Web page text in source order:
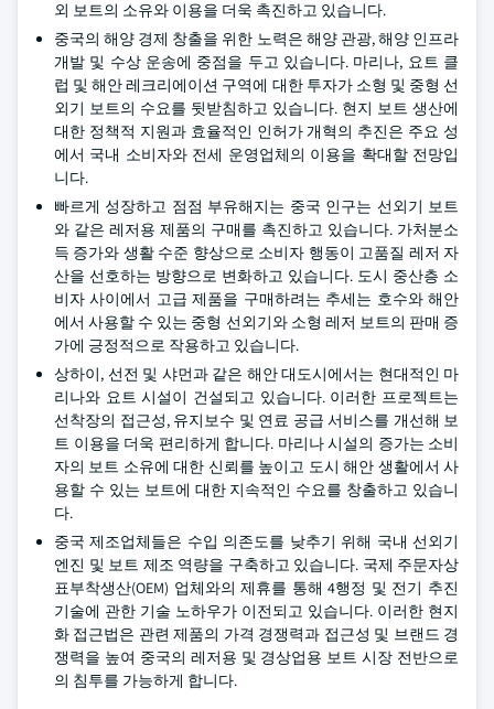
외 보트의 소유와 이용을 더욱 촉진하고 있습니다.
중국의 해양 경제 창출을 위한 노력은 해양 관광, 해양 인프라
개발 및 수상 운송에 중점을 두고 있습니다. 마리나, 요트 클
럽 및 해안 레크리에이션 구역에 대한 투자가 소형 및 중형 선
외기 보트의 수요를 뒷받침하고 있습니다. 현지 보트 생산에
대한 정책적 지원과 효율적인 인허가 개혁의 추진은 주요 성
에서 국내 소비자와 전세 운영업체의 이용을 확대할 전망입
니다.
빠르게 성장하고 점점 부유해지는 중국 인구는 선외기 보트
와 같은 레저용 제품의 구매를 촉진하고 있습니다. 가처분소
득 증가와 생활 수준 향상으로 소비자 행동이 고품질 레저 자
산을 선호하는 방향으로 변화하고 있습니다. 도시 중산층 소
비자 사이에서 고급 제품을 구매하려는 추세는 호수와 해안
에서 사용할 수 있는 중형 선외기와 소형 레저 보트의 판매 증
가에 긍정적으로 작용하고 있습니다.
상하이, 선전 및 샤먼과 같은 해안 대도시에서는 현대적인 마
리나와 요트 시설이 건설되고 있습니다. 이러한 프로젝트는
선착장의 접근성, 유지보수 및 연료 공급 서비스를 개선해 보
트 이용을 더욱 편리하게 합니다. 마리나 시설의 증가는 소비
자의 보트 소유에 대한 신뢰를 높이고 도시 해안 생활에서 사
용할 수 있는 보트에 대한 지속적인 수요를 창출하고 있습니
다.
중국 제조업체들은 수입 의존도를 낮추기 위해 국내 선외기
엔진 및 보트 제조 역량을 구축하고 있습니다. 국제 주문자상
표부착생산(OEM) 업체와의 제휴를 통해 4행정 및 전기 추진
기술에 관한 기술 노하우가 이전되고 있습니다. 이러한 현지
화 접근법은 관련 제품의 가격 경쟁력과 접근성 및 브랜드 경
쟁력을 높여 중국의 레저용 및 경상업용 보트 시장 전반으로
의 침투를 가능하게 합니다.